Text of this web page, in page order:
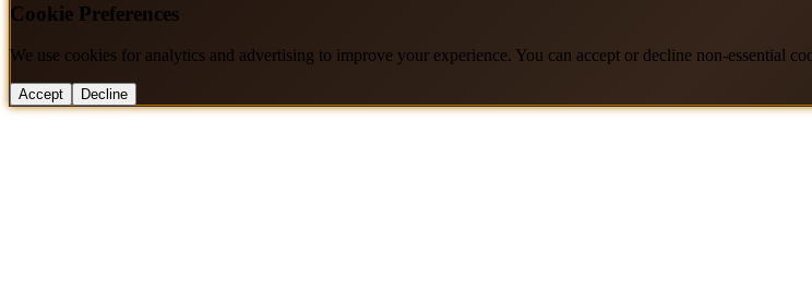
Cookie Preferences
We use cookies for analytics and advertising to improve your experience. You can accept or decline non-essential
Accept Decline